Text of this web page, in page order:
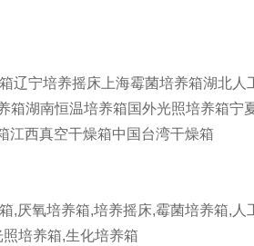
辽宁培养摇床上海霉菌培养箱湖北人
箱湖南恒温培养箱国外光照培养箱宁
江西真空干燥箱中国台湾干燥箱
,厌氧培养箱,培养摇床,霉菌培养箱,人
培养箱,生化培养箱